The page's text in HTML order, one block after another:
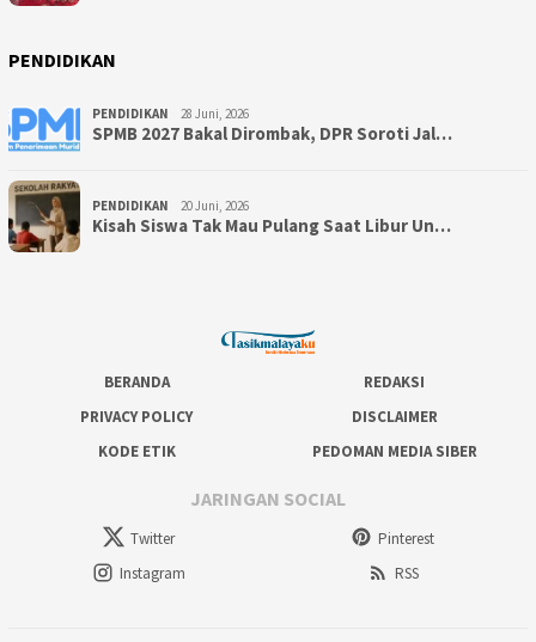
PENDIDIKAN
PENDIDIKAN 28 Juni, 2026
SPMB 2027 Bakal Dirombak, DPR Soroti Jal…
PENDIDIKAN 20 Juni, 2026
Kisah Siswa Tak Mau Pulang Saat Libur Un…
BERANDA
REDAKSI
PRIVACY POLICY
DISCLAIMER
KODE ETIK
PEDOMAN MEDIA SIBER
JARINGAN SOCIAL
Twitter
Pinterest
Instagram
RSS